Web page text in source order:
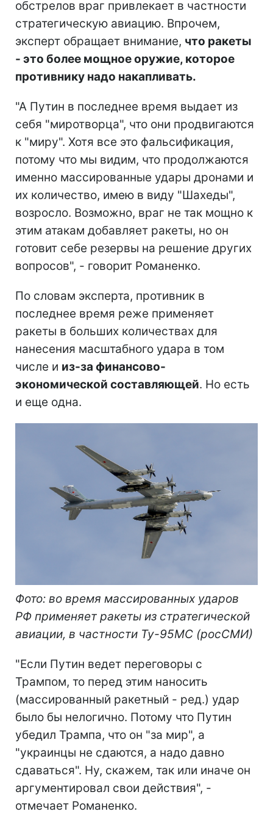
обстрелов враг привлекает в частности
стратегическую авиацию. Впрочем,
эксперт обращает внимание, что ракеты
- это более мощное оружие, которое
противнику надо накапливать.
"А Путин в последнее время выдает из
себя "миротворца", что они продвигаются
к "миру". Хотя все это фальсификация,
потому что мы видим, что продолжаются
именно массированные удары дронами и
их количество, имею в виду "Шахеды",
возросло. Возможно, враг не так мощно к
этим атакам добавляет ракеты, но он
готовит себе резервы на решение других
вопросов", - говорит Романенко.
По словам эксперта, противник в
последнее время реже применяет
ракеты в больших количествах для
нанесения масштабного удара в том
числе и из-за финансово-
экономической составляющей. Но есть
и еще одна.
Фото: во время массированных ударов
РФ применяет ракеты из стратегической
авиации, в частности Ту-95МС (росСМИ)
"Если Путин ведет переговоры с
Трампом, то перед этим наносить
(массированный ракетный - ред.) удар
было бы нелогично. Потому что Путин
убедил Трампа, что он "за мир", а
"украинцы не сдаются, а надо давно
сдаваться". Ну, скажем, так или иначе он
аргументировал свои действия", -
отмечает Романенко.